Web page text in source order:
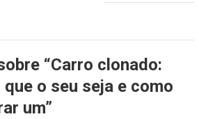
“Carro clonado:
o seu seja e como
um”